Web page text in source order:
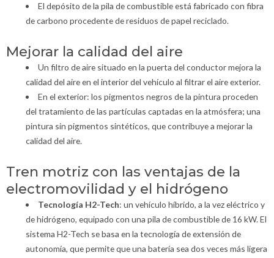
El depósito de la pila de combustible está fabricado con fibra
de carbono procedente de residuos de papel reciclado.
Mejorar la calidad del aire
Un filtro de aire situado en la puerta del conductor mejora la
calidad del aire en el interior del vehículo al filtrar el aire exterior.
En el exterior: los pigmentos negros de la pintura proceden
del tratamiento de las partículas captadas en la atmósfera; una
pintura sin pigmentos sintéticos, que contribuye a mejorar la
calidad del aire.
Tren motriz con las ventajas de la
electromovilidad y el hidrógeno
Tecnología H2-Tech: un vehículo híbrido, a la vez eléctrico y
de hidrógeno, equipado con una pila de combustible de 16 kW. El
sistema H2-Tech se basa en la tecnología de extensión de
autonomía, que permite que una batería sea dos veces más ligera